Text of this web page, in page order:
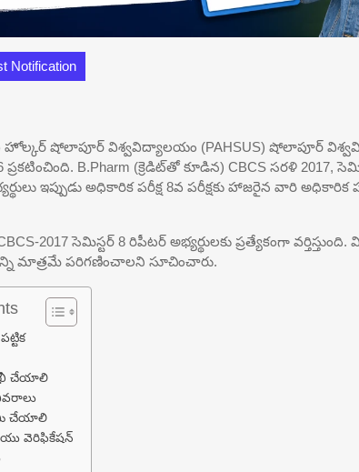
Notification
హోల్కర్ షోలాపూర్ విశ్వవిద్యాలయం (PAHSUS) షోలాపూర్
B.Pharm (క్రెడిట్‌తో కూడిన) CBCS సరళి 2017,
ఇప్పుడు అధికారిక పరీక్ష 8వ పరీక్షకు హాజరైన వారి
2017 సెమిస్టర్ 8 రిపీటర్ అభ్యర్థులకు ప్రత్యేకంగా వర్తిస్తుంది.
మాత్రమే పరిగణించాలని సూచించారు.
చేయాలి
చేయాలి
వెరిఫికేషన్